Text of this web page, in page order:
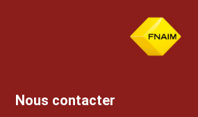
Nous contacter